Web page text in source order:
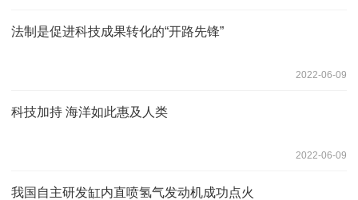
法制是促进科技成果转化的“开路先锋”
2022-06-09
科技加持 海洋如此惠及人类
2022-06-09
我国自主研发缸内直喷氢气发动机成功点火